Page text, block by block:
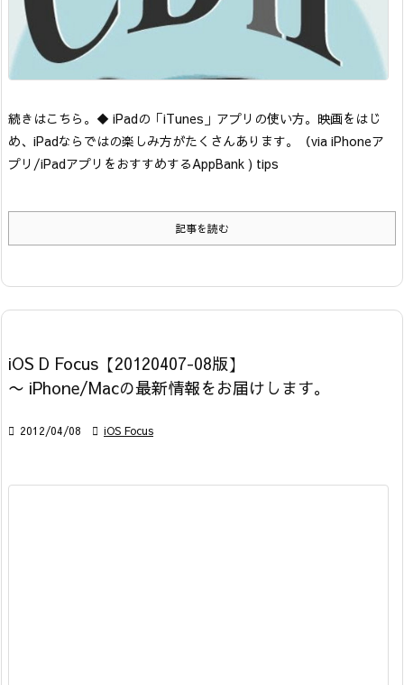
続きはこちら。 ◆ iPadの「iTunes」アプリの使い方。映画をはじ
め、iPadならではの楽しみ方がたくさんあります。
（via iPhoneア
プリ/iPadアプリをおすすめするAppBank ) tips
記事を読む
iOS D Focus【20120407-08版】
〜 iPhone/Macの最新情報をお届けします。
 2012/04/08  iOS Focus